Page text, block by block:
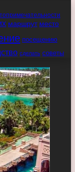
маршрут место
посещению
сделать советы